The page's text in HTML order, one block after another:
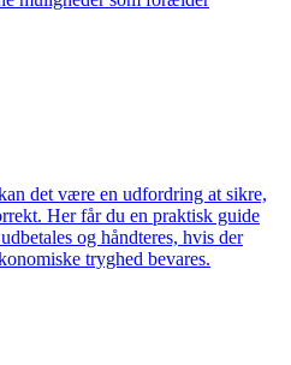
det være en udfordring at sikre,
Her får du en praktisk guide
og håndteres, hvis der
tryghed bevares.